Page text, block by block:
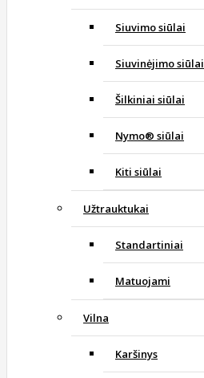
Siuvimo siūlai
Siuvinėjimo siūlai
Šilkiniai siūlai
Nymo® siūlai
Kiti siūlai
Užtrauktukai
Standartiniai
Matuojami
Vilna
Karšinys